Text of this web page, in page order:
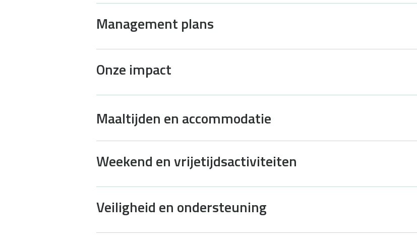
Management plans
Onze impact
Maaltijden en accommodatie
Weekend en vrijetijdsactiviteiten
Veiligheid en ondersteuning